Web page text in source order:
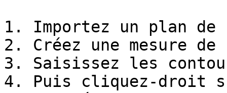
1. Importez un plan de
2. Créez une mesure
3. Saisissez les
4. Puis cliquez-droit